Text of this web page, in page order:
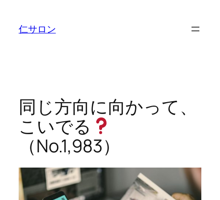
仁サロン
同じ方向に向かって、
こいでる
（No.1,983）